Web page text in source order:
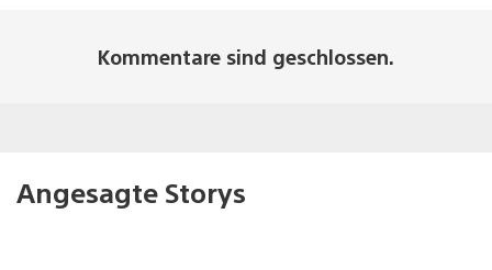
Kommentare sind geschlossen.
Angesagte Storys